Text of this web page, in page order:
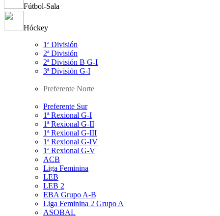
Fútbol-Sala
Hóckey
1ª División
2ª División
2ª División B G-I
3ª División G-I
Preferente Norte
Preferente Sur
1ª Rexional G-I
1ª Rexional G-II
1ª Rexional G-III
1ª Rexional G-IV
1ª Rexional G-V
ACB
Liga Feminina
LEB
LEB 2
EBA Grupo A-B
Liga Feminina 2 Grupo A
ASOBAL